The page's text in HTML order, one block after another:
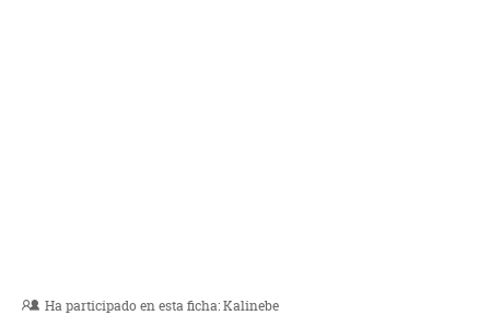
Ha participado en esta ficha:Kalinebe